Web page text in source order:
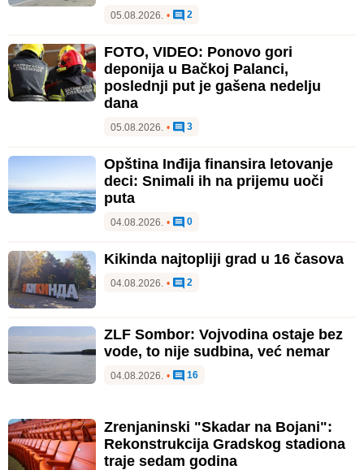
05.08.2026. • 2
FOTO, VIDEO: Ponovo gori
deponija u Bačkoj Palanci,
poslednji put je gašena nedelju
dana
05.08.2026. • 3
Opština Inđija finansira letovanje
deci: Snimali ih na prijemu uoči
puta
04.08.2026. • 0
Kikinda najtopliji grad u 16 časova
04.08.2026. • 2
ZLF Sombor: Vojvodina ostaje bez
vode, to nije sudbina, već nemar
04.08.2026. • 16
Zrenjaninski "Skadar na Bojani":
Rekonstrukcija Gradskog stadiona
traje sedam godina